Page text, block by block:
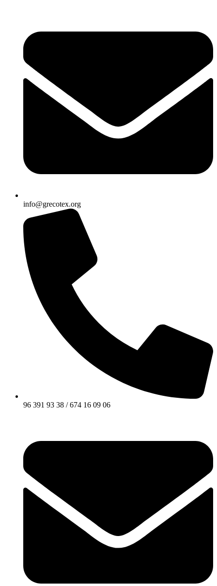
info@grecotex.org
96 391 93 38 / 674 16 09 06